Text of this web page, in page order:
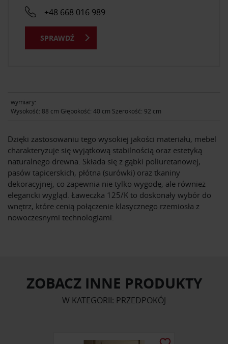
wymiary:
Wysokość: 88 cm Głębokość: 40 cm Szerokość: 92 cm
Dzięki zastosowaniu tego wysokiej jakości materiału, mebel
charakteryzuje się wyjątkową stabilnością oraz estetyką
naturalnego drewna. Składa się z gąbki poliuretanowej,
pasów tapicerskich, płótna (surówki) oraz tkaniny
dekoracyjnej, co zapewnia nie tylko wygodę, ale również
elegancki wygląd. Ławeczka 125/K to doskonały wybór do
wnętrz, które cenią połączenie klasycznego rzemiosła z
nowoczesnymi technologiami.
+48 668 016 989
SPRAWDŹ
ZOBACZ INNE PRODUKTY
W KATEGORII: PRZEDPOKÓJ